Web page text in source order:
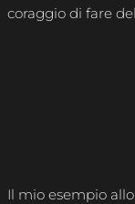
coraggio di fare
Il mio esempio